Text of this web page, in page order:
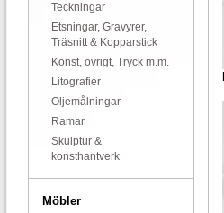
Teckningar
Etsningar, Gravyrer,
Träsnitt & Kopparstick
Konst, övrigt, Tryck m.m.
Litografier
Oljemålningar
Ramar
Skulptur &
konsthantverk
Möbler